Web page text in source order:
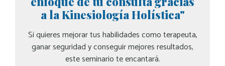
a la Kinesiología Holística"
Si quieres mejorar tus habilidades como terapeuta,
ganar seguridad y conseguir mejores resultados,
este seminario te encantará.